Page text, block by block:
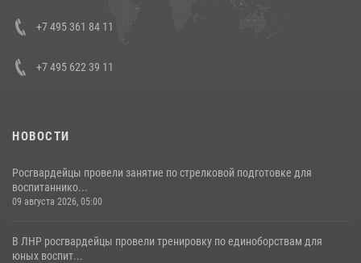
представителя Президента Российской Федерации в Северо-
Кавказском федеральном округе Виталием Кузнецовым
+7 495 361 84 11
+7 495 622 39 11
НОВОСТИ
Росгвардейцы провели занятие по стрелковой подготовке для
воспитаннико...
09 августа 2026, 05:00
В ЛНР росгвардейцы провели тренировку по единоборствам для
юных воспит...